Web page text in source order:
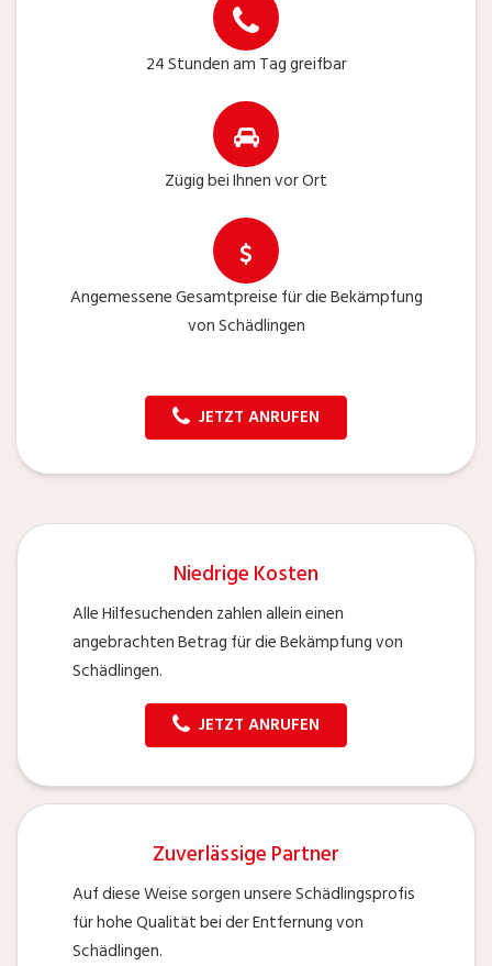
24 Stunden am Tag greifbar
Zügig bei Ihnen vor Ort
Angemessene Gesamtpreise für die Bekämpfung
von Schädlingen
JETZT ANRUFEN
Niedrige Kosten
Alle Hilfesuchenden zahlen allein einen
angebrachten Betrag für die Bekämpfung von
Schädlingen.
JETZT ANRUFEN
Zuverlässige Partner
Auf diese Weise sorgen unsere Schädlingsprofis
für hohe Qualität bei der Entfernung von
Schädlingen.